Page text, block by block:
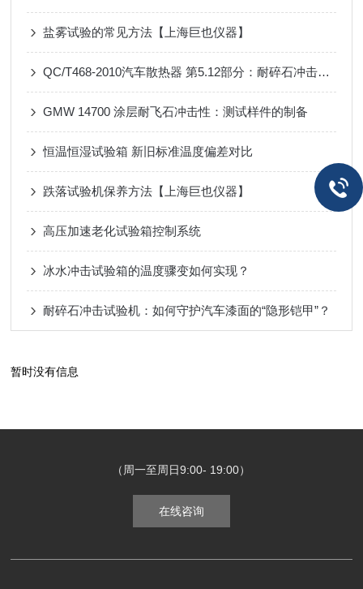
盐雾试验的常见方法【上海巨也仪器】
QC/T468-2010汽车散热器 第5.12部分：耐碎石冲击性能试验
GMW 14700 涂层耐飞石冲击性：测试样件的制备
恒温恒湿试验箱 新旧标准温度偏差对比
跌落试验机保养方法【上海巨也仪器】
高压加速老化试验箱控制系统
冰水冲击试验箱的温度骤变如何实现？
耐碎石冲击试验机：如何守护汽车漆面的“隐形铠甲”？
暂时没有信息
（周一至周日9:00- 19:00）
在线咨询